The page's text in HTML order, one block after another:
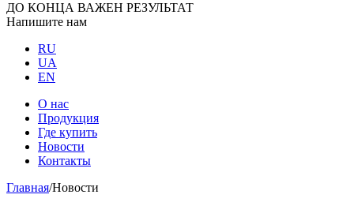
ДО КОНЦА ВАЖЕН РЕЗУЛЬТАТ
Напишите нам
RU
UA
EN
О нас
Продукция
Где купить
Новости
Контакты
Главная/Новости